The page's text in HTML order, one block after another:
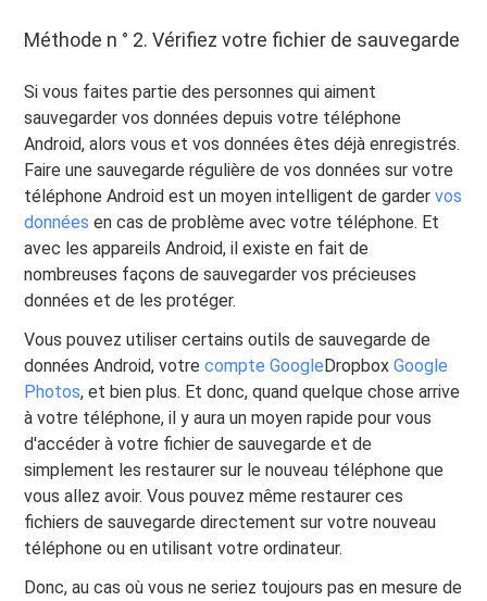
Méthode n ° 2. Vérifiez votre fichier de sauvegarde
Si vous faites partie des personnes qui aiment
sauvegarder vos données depuis votre téléphone
Android, alors vous et vos données êtes déjà enregistrés.
Faire une sauvegarde régulière de vos données sur votre
téléphone Android est un moyen intelligent de gardervos
données en cas de problème avec votre téléphone. Et
avec les appareils Android, il existe en fait de
nombreuses façons de sauvegarder vos précieuses
données et de les protéger.
Vous pouvez utiliser certains outils de sauvegarde de
données Android, votrecompte GoogleDropboxGoogle
Photos, et bien plus. Et donc, quand quelque chose arrive
à votre téléphone, il y aura un moyen rapide pour vous
d'accéder à votre fichier de sauvegarde et de
simplement les restaurer sur le nouveau téléphone que
vous allez avoir. Vous pouvez même restaurer ces
fichiers de sauvegarde directement sur votre nouveau
téléphone ou en utilisant votre ordinateur.
Donc, au cas où vous ne seriez toujours pas en mesure de